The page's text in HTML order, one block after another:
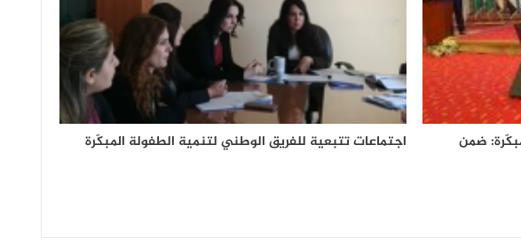
ضمن
اجتماعات تتبعية للفريق الوطني لتنمية الطفولة المبكّرة